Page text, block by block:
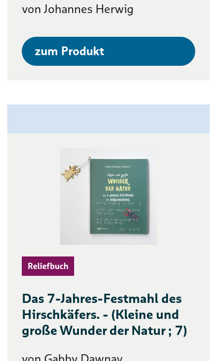
von Johannes Herwig
zum Produkt
Reliefbuch
Das 7-Jahres-Festmahl des
Hirschkäfers. - (Kleine und
große Wunder der Natur ; 7)